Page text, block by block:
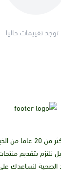
توجد تقييمات حاليا
جوزة الطيب تجمع بين
نلتزم بتقديم
الصحية لنساعدك